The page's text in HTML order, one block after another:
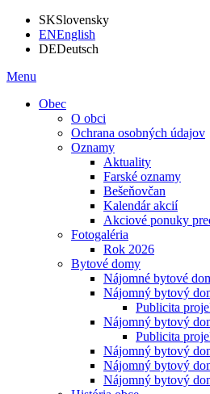
SKSlovensky
ENEnglish
DEDeutsch
Menu
Obec
O obci
Ochrana osobných údajov
Oznamy
Aktuality
Farské oznamy
Bešeňovčan
Kalendár akcií
Akciové ponuky
Fotogaléria
Rok 2026
Bytové domy
Nájomné bytové
Nájomný bytový
Publicita
Nájomný bytový
Publicita
Nájomný bytový
Nájomný bytový
Nájomný bytový